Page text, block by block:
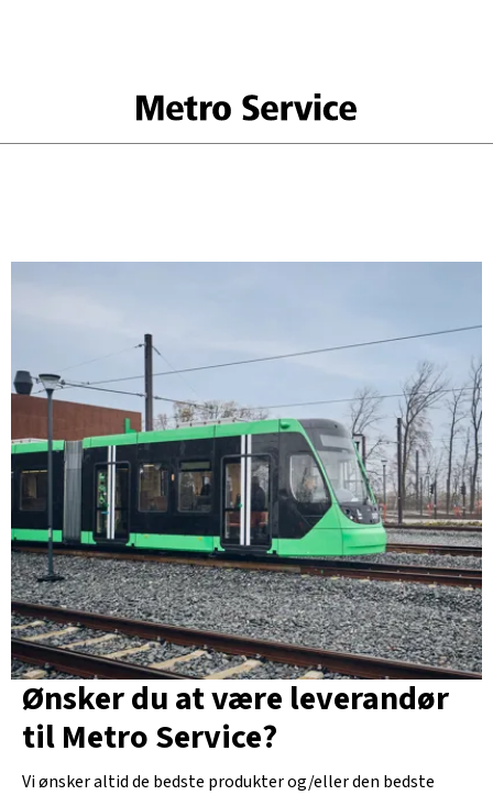
Ønsker du at være leverandør
til Metro Service?
Vi ønsker altid de bedste produkter og/eller den bedste